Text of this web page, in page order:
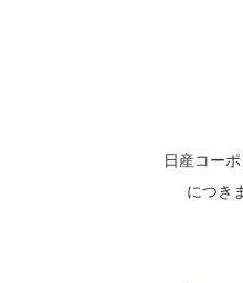
日産コー
につき